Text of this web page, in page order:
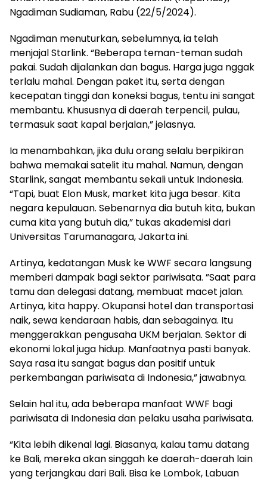
Ngadiman Sudiaman, Rabu (22/5/2024).
Ngadiman menuturkan, sebelumnya, ia telah
menjajal Starlink. “Beberapa teman-teman sudah
pakai. Sudah dijalankan dan bagus. Harga juga nggak
terlalu mahal. Dengan paket itu, serta dengan
kecepatan tinggi dan koneksi bagus, tentu ini sangat
membantu. Khususnya di daerah terpencil, pulau,
termasuk saat kapal berjalan,” jelasnya.
Ia menambahkan, jika dulu orang selalu berpikiran
bahwa memakai satelit itu mahal. Namun, dengan
Starlink, sangat membantu sekali untuk Indonesia.
“Tapi, buat Elon Musk, market kita juga besar. Kita
negara kepulauan. Sebenarnya dia butuh kita, bukan
cuma kita yang butuh dia,” tukas akademisi dari
Universitas Tarumanagara, Jakarta ini.
Artinya, kedatangan Musk ke WWF secara langsung
memberi dampak bagi sektor pariwisata. ”Saat para
tamu dan delegasi datang, membuat macet jalan.
Artinya, kita happy. Okupansi hotel dan transportasi
naik, sewa kendaraan habis, dan sebagainya. Itu
menggerakkan pengusaha UKM berjalan. Sektor di
ekonomi lokal juga hidup. Manfaatnya pasti banyak.
Saya rasa itu sangat bagus dan positif untuk
perkembangan pariwisata di Indonesia,” jawabnya.
Selain hal itu, ada beberapa manfaat WWF bagi
pariwisata di Indonesia dan pelaku usaha pariwisata.
“Kita lebih dikenal lagi. Biasanya, kalau tamu datang
ke Bali, mereka akan singgah ke daerah-daerah lain
yang terjangkau dari Bali. Bisa ke Lombok, Labuan